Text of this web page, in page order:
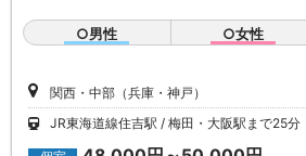
○男性 ○女性
関西・中部（兵庫・神戸）
JR東海道線住吉駅
梅田・大阪駅まで25分